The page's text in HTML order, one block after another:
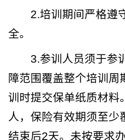
2.培训期间严格遵
全。
3.参训人员须于参
障范围覆盖整个培训周
训时提交保单纸质材料
人，保险有效期须至少
结束后2天。未按要求